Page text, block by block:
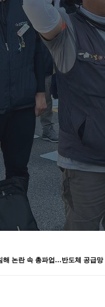
논란 속 총파업…반도체 공급망